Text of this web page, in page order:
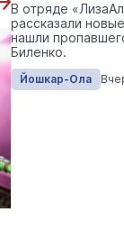
В отряде
рассказали
нашли
Биленко.
Йошкар-Ола